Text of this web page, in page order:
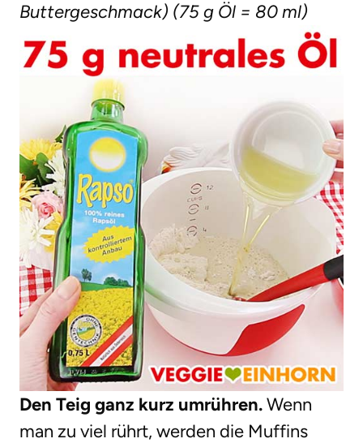
Buttergeschmack) (75 g Öl = 80 ml)
Den Teig ganz kurz umrühren.Wenn
man zu viel rührt, werden die Muffins